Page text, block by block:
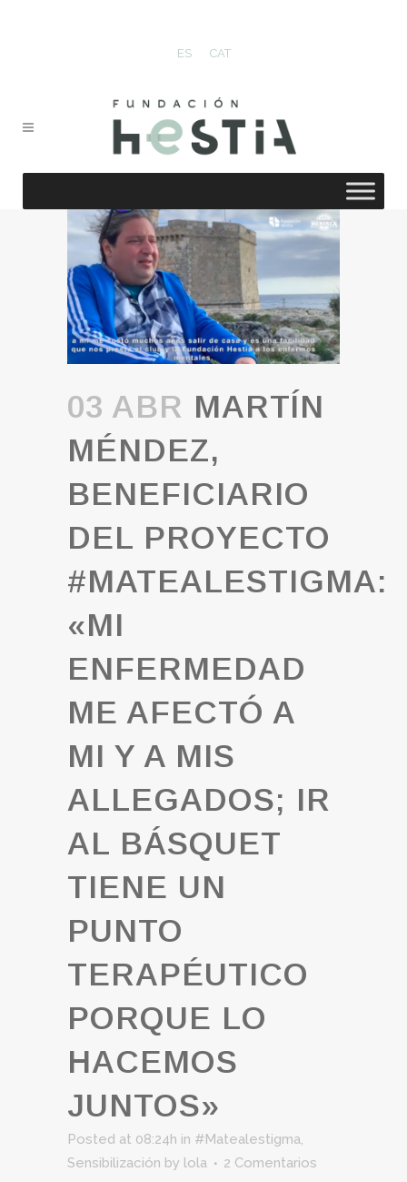
ES CAT
03 ABR MARTÍN
MÉNDEZ,
BENEFICIARIO
DEL PROYECTO
#MATEALESTIGMA:
«MI
ENFERMEDAD
ME AFECTÓ A
MI Y A MIS
ALLEGADOS; IR
AL BÁSQUET
TIENE UN
PUNTO
TERAPÉUTICO
PORQUE LO
HACEMOS
JUNTOS»
Posted at 08:24h in #Matealestigma,
Sensibilización by lola 2 Comentarios